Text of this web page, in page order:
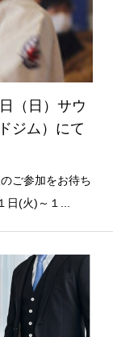
（日）サウ
ジム）にて
ご参加をお待ち
(火)～１...